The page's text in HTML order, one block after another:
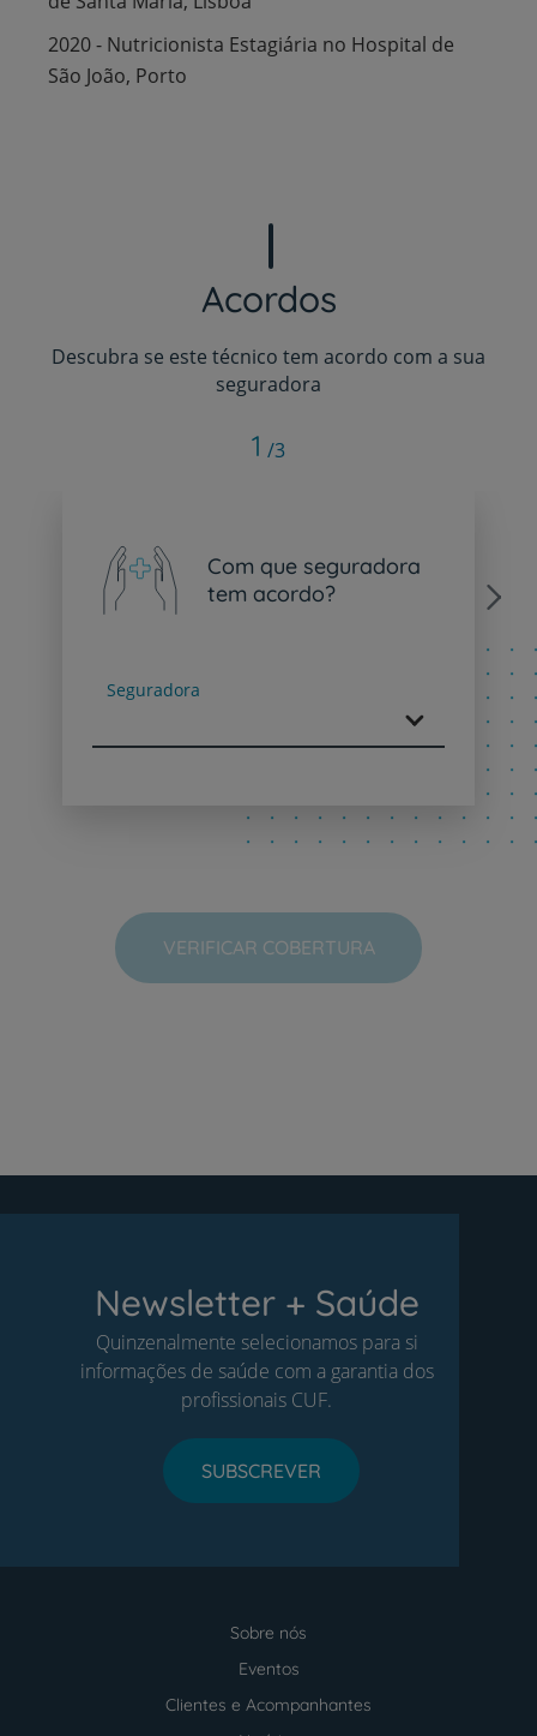
2020 - Nutricionista Estagiária no Hospital de
São João, Porto
Acordos
Descubra se este técnico tem acordo com a sua
seguradora
Com que seguradora
tem acordo?
Seguradora
Next
1 /3
VERIFICAR COBERTURA
Newsletter + Saúde
Quinzenalmente selecionamos para si
informações de saúde com a garantia dos
profissionais CUF.
SUBSCREVER
Sobre nós
Eventos
Clientes e Acompanhantes